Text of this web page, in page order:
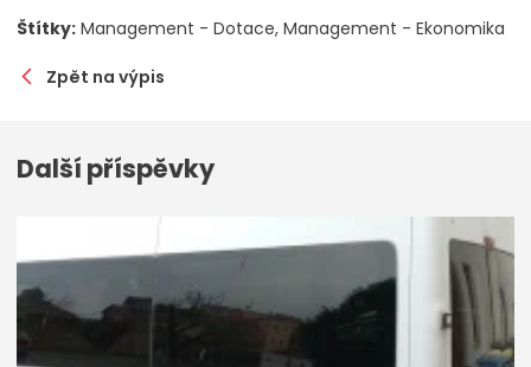
Štítky: Management - Dotace Management - Ekonomika
Zpět na výpis
Další příspěvky